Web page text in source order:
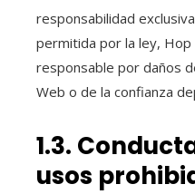
responsabilidad
permitida por la ley, Hop
responsable por daños
Web o de la confianza
1.3.
usos